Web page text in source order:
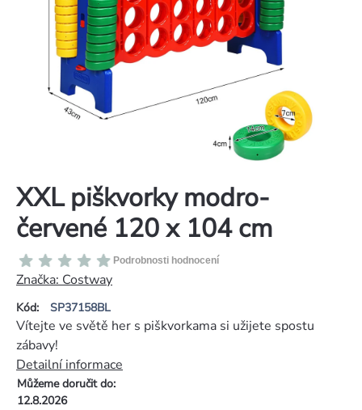
XXL piškvorky modro-
červené 120 x 104 cm
Kód: SP37158BL
Průměrné
hodnocení
produktu
je
0,0
z
5
hvězdiček.
Podrobnosti hodnocení
Značka: Costway
Můžeme doručit do:
12.8.2026
Vítejte ve světě her s piškvorkama si užijete spostu
zábavy!
Detailní informace